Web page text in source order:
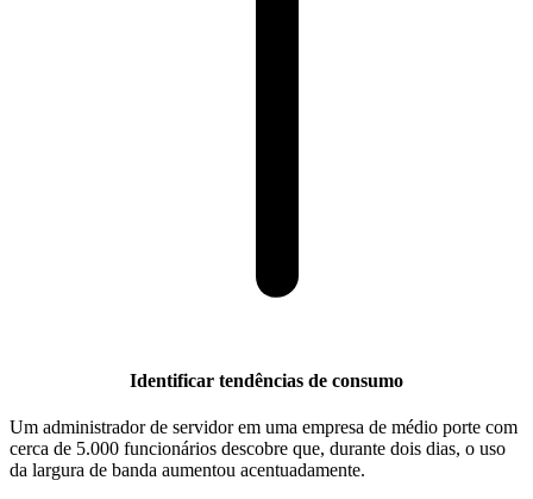
Identificar tendências de consumo
Um administrador de servidor em uma empresa de médio porte com
cerca de 5.000 funcionários descobre que, durante dois dias, o uso
da largura de banda aumentou acentuadamente.